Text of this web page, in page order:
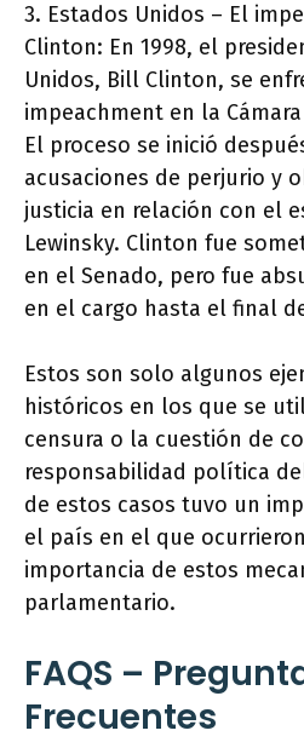
3. Estados Unidos – El
Clinton: En 1998, el
Unidos, Bill Clinton, se
impeachment en la
El proceso se inició
acusaciones de perjurio y
justicia en relación con el
Lewinsky. Clinton fue
en el Senado, pero fue
en el cargo hasta el final
Estos son solo algunos
históricos en los que se
censura o la cuestión de
responsabilidad política
de estos casos tuvo un
el país en el que
importancia de estos
parlamentario.
FAQS –
Frecuentes